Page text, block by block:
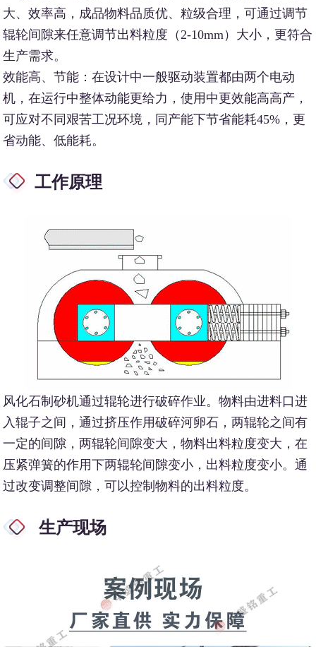
大、效率高，成品物料品质优、粒级合理，可通过调节
辊轮间隙来任意调节出料粒度（2-10mm）大小，更符合
生产需求。
效能高、节能：在设计中一般驱动装置都由两个电动
机，在运行中整体动能更给力，使用中更效能高高产，
可应对不同艰苦工况环境，同产能下节省能耗45%，更
省动能、低能耗。
工作原理
风化石制砂机通过辊轮进行破碎作业。物料由进料口进
入辊子之间，通过挤压作用破碎河卵石，两辊轮之间有
一定的间隙，两辊轮间隙变大，物料出料粒度变大，在
压紧弹簧的作用下两辊轮间隙变小，出料粒度变小。通
过改变调整间隙，可以控制物料的出料粒度。
生产现场